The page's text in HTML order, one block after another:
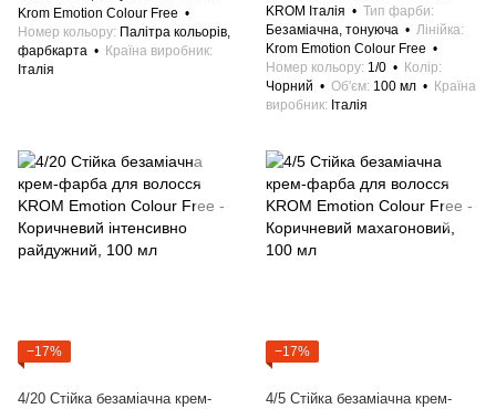
Krom Emotion Colour Free
Номер кольору Палітра кольорів,
фарбкарта
Країна виробник
Італія
KROM Італія
Тип фарби
Безаміачна, тонуюча
Лінійка
Krom Emotion Colour Free
Номер кольору 1/0
Колір
Чорний
Об'єм 100 мл
Країна
виробник
Італія
−17%
4/20 Стійка безаміачна крем-
−17%
4/5 Стійка безаміачна крем-